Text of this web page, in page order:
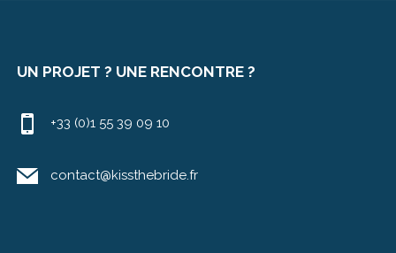
UN PROJET ? UNE RENCONTRE ?
+33 (0)1 55 39 09 10
contact@kissthebride.fr